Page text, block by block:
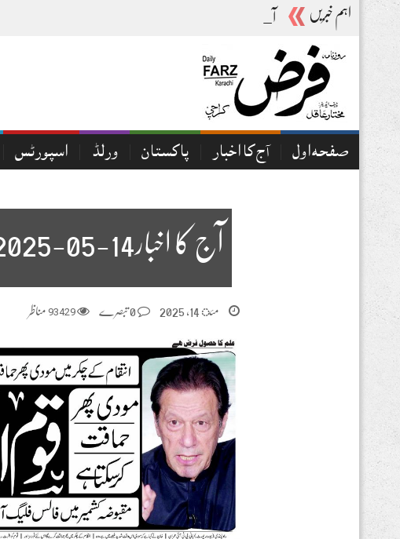
اہم خبریں آج کا اخبار06-08-2026
صفحہ اول آج کا اخبار پاکستان ورلڈ اسپورٹس
آج کا اخبار14-05-2025
مئ 14, 2025 0 تبصرے 93429 مناظر